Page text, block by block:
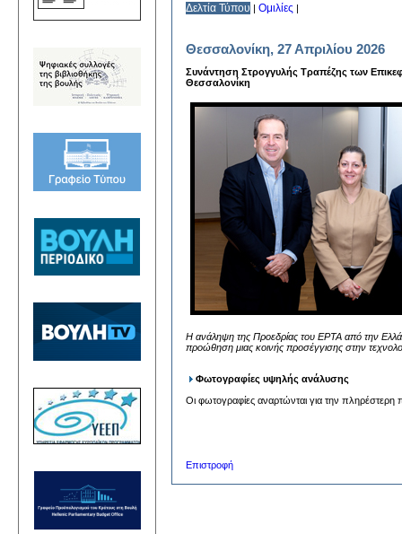
Δελτία Τύπου | Ομιλίες |
Θεσσαλονίκη, 27 Απριλίου 2026
Συνάντηση Στρογγυλής Τραπέζης των
Θεσσαλονίκη
Η ανάληψη της Προεδρίας του EPTA από την
προώθηση μιας κοινής προσέγγισης στην
Φωτογραφίες υψηλής ανάλυσης
Οι φωτογραφίες αναρτώνται για την πληρέστερη
Επιστροφή